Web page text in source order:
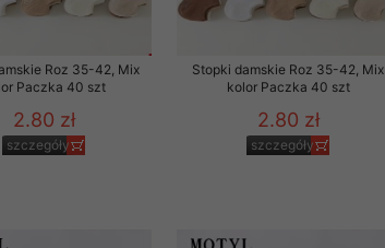
Roz 35-42, Mix
Paczka 40 szt
2.80 zł
szczegóły
Stopki damskie Roz 35-42, Mix
kolor Paczka 40 szt
2.80 zł
szczegóły